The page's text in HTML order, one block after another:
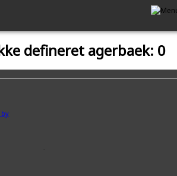
defineret agerbaek: 0